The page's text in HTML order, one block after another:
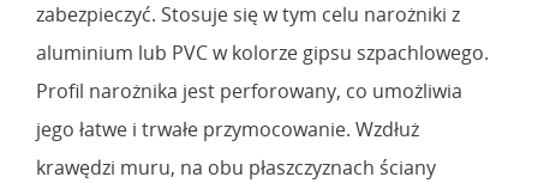
zabezpieczyć. Stosuje się w tym celu narożniki z
aluminium lub PVC w kolorze gipsu szpachlowego.
Profil narożnika jest perforowany, co umożliwia
jego łatwe i trwałe przymocowanie. Wzdłuż
krawędzi muru, na obu płaszczyznach ściany